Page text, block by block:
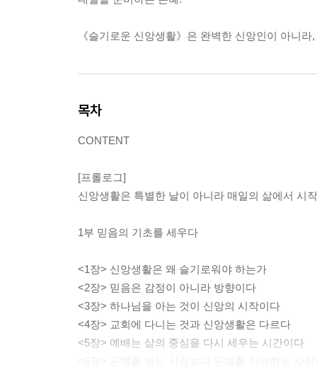
《슬기로운 신앙생활》은 완벽한 신앙인이 아니
목차
CONTENT
[프롤로그]
신앙생활은 특별한 날이 아니라 매일의 삶에서 시
1부 믿음의 기초를 세우다
<1장> 신앙생활은 왜 슬기로워야 하는가
<2장> 믿음은 감정이 아니라 방향이다
<3장> 하나님을 아는 것이 신앙의 시작이다
<4장> 교회에 다니는 것과 신앙생활은 다르다
<5장> 예배는 삶의 중심을 다시 세우는 시간이다